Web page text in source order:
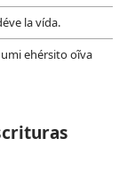
la vída.
umi ehérsito oĩva